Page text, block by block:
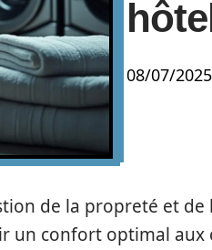
08/07/2025
de la propreté et de
un confort optimal aux